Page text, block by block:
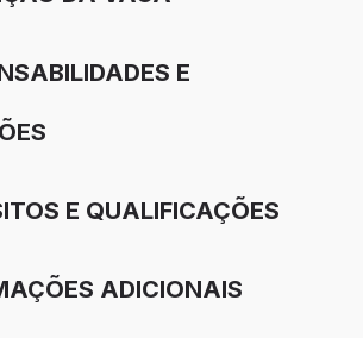
E
E QUALIFICAÇÕES
ADICIONAIS